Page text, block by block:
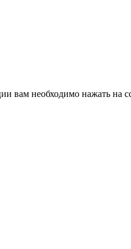
вам необходимо нажать на